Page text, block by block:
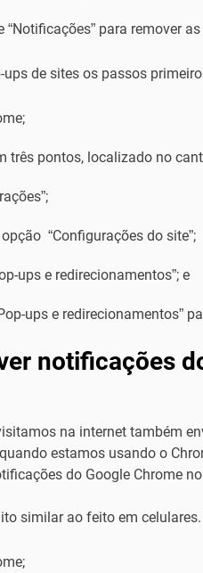
“Notificações” para remover
ups de sites os passos
três pontos, localizado no
“Configurações do site”;
ups e redirecionamentos”; e
ups e redirecionamentos”
notificações
na internet também
estamos usando o
do Google Chrome no
similar ao feito em